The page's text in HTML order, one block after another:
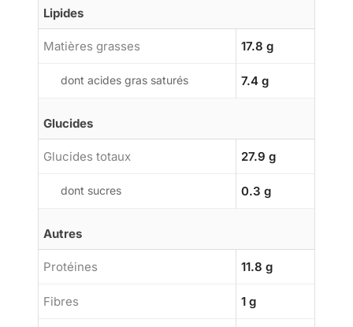
Lipides
Matières grasses 17.8 g
dont acides gras saturés 7.4 g
Glucides
Glucides totaux 27.9 g
dont sucres 0.3 g
Autres
Protéines 11.8 g
Fibres 1 g